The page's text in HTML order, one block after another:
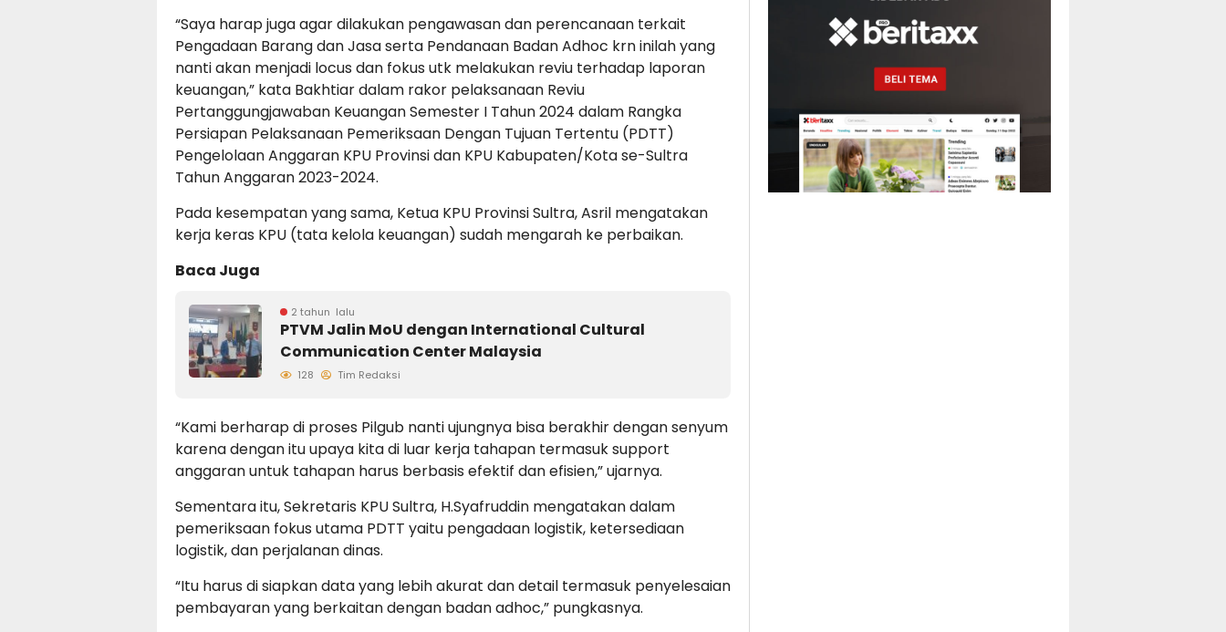
“Saya harap juga agar dilakukan pengawasan dan perencanaan terkait
Pengadaan Barang dan Jasa serta Pendanaan Badan Adhoc krn inilah yang
nanti akan menjadi locus dan fokus utk melakukan reviu terhadap laporan
keuangan,” kata Bakhtiar dalam rakor pelaksanaan Reviu
Pertanggungjawaban Keuangan Semester I Tahun 2024 dalam Rangka
Persiapan Pelaksanaan Pemeriksaan Dengan Tujuan Tertentu (PDTT)
Pengelolaan Anggaran KPU Provinsi dan KPU Kabupaten/Kota se-Sultra
Tahun Anggaran 2023-2024.
Pada kesempatan yang sama, Ketua KPU Provinsi Sultra, Asril mengatakan
kerja keras KPU (tata kelola keuangan) sudah mengarah ke perbaikan.
Baca Juga
2 tahun lalu
PTVM Jalin MoU dengan International Cultural
Communication Center Malaysia
128 Tim Redaksi
“Kami berharap di proses Pilgub nanti ujungnya bisa berakhir dengan senyum
karena dengan itu upaya kita di luar kerja tahapan termasuk support
anggaran untuk tahapan harus berbasis efektif dan efisien,” ujarnya.
Sementara itu, Sekretaris KPU Sultra, H.Syafruddin mengatakan dalam
pemeriksaan fokus utama PDTT yaitu pengadaan logistik, ketersediaan
logistik, dan perjalanan dinas.
“Itu harus di siapkan data yang lebih akurat dan detail termasuk penyelesaian
pembayaran yang berkaitan dengan badan adhoc,” pungkasnya.